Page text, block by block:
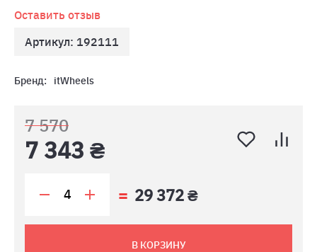
Оставить отзыв
Артикул: 192111
Бренд: itWheels
7 570
7 343 ₴
29 372 ₴
В КОРЗИНУ